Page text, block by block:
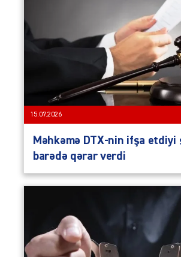
15.07.2026
Məhkəmə DTX-nin ifşa etdiyi
barədə qərar verdi